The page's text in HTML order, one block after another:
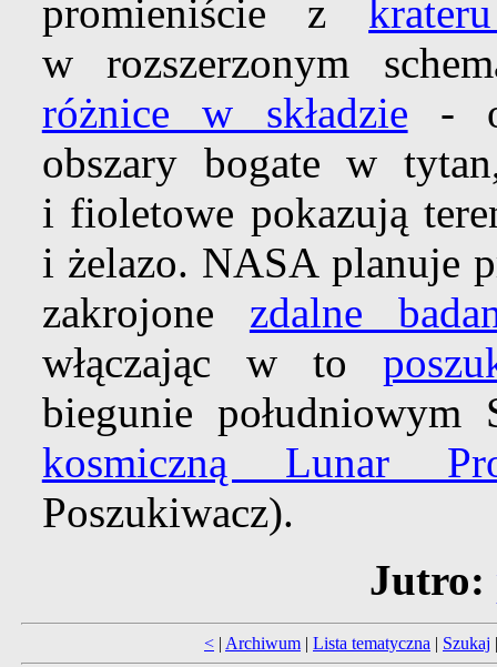
promieniście z
w rozszerzonym
różnice w składzie -
obszary bogate w
i fioletowe pokazują
i żelazo. NASA planuje
zakrojone zdalne
włączając w to
biegunie
kosmiczną Lunar
Poszukiwacz).
Jutro:
< | Archiwum | Lista tematyczna | Szukaj